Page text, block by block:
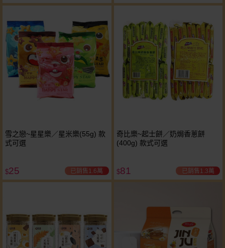
雪之戀~星星樂／星米樂(55g) 款
式可選
$25 已銷售1.6萬
奇比樂~起士餅／奶焗香蔥餅
(400g) 款式可選
$81 已銷售1.3萬